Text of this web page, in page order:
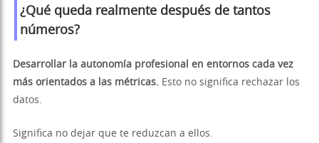
¿Qué queda realmente después de tantos
números?
Desarrollar la autonomía profesional en entornos cada vez
más orientados a las métricas. Esto no significa rechazar los
datos.
Significa no dejar que te reduzcan a ellos.